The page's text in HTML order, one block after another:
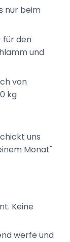
nur beim
für den
und
von
kg
uns
Monat"
Keine
werfe und